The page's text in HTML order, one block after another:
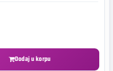
Dodaj u korpu